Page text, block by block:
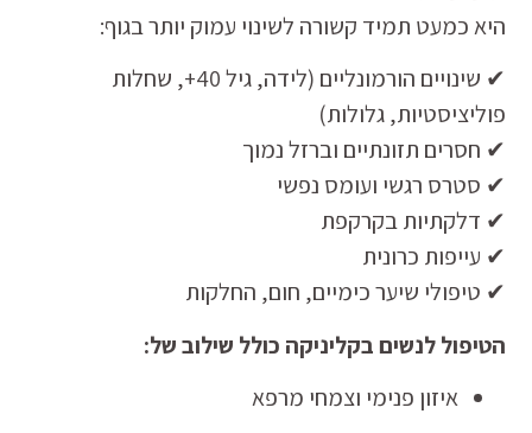
היא כמעט תמיד קשורה לשינוי עמוק יותר בגוף:
✔ שינויים הורמונליים (לידה, גיל 40+, שחלות
פוליציסטיות, גלולות)
✔ חסרים תזונתיים וברזל נמוך
✔ סטרס רגשי ועומס נפשי
✔ דלקתיות בקרקפת
✔ עייפות כרונית
✔ טיפולי שיער כימיים, חום, החלקות
הטיפול לנשים בקליניקה כולל שילוב של:
איזון פנימי וצמחי מרפא